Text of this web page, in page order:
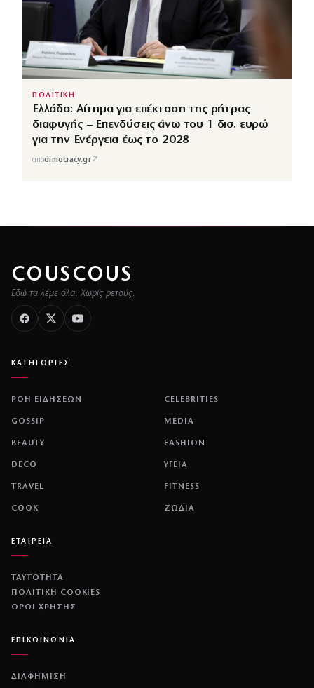
ΠΟΛΙΤΙΚΗ
Ελλάδα: Αίτημα για επέκταση της ρήτρας
διαφυγής – Επενδύσεις άνω του 1 δισ. ευρώ
για την Ενέργεια έως το 2028
απόdimocracy.gr↗
COUSCOUS
Εδώ τα λέμε όλα. Χωρίς ρετούς.
ΚΑΤΗΓΟΡΙΕΣ
ΡΟΗ ΕΙΔΗΣΕΩΝ CELEBRITIES
GOSSIP MEDIA
BEAUTY FASHION
DECO ΥΓΕΙΑ
TRAVEL FITNESS
COOK ΖΩΔΙΑ
ΕΤΑΙΡΕΙΑ
ΤΑΥΤΟΤΗΤΑ
ΠΟΛΙΤΙΚΉ COOKIES
ΌΡΟΙ ΧΡΉΣΗΣ
ΕΠΙΚΟΙΝΩΝΙΑ
ΔΙΑΦΗΜΙΣΗ